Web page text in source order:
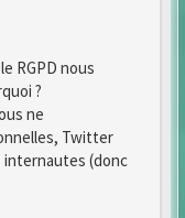
RGPD nous
?
ne
Twitter
internautes (donc